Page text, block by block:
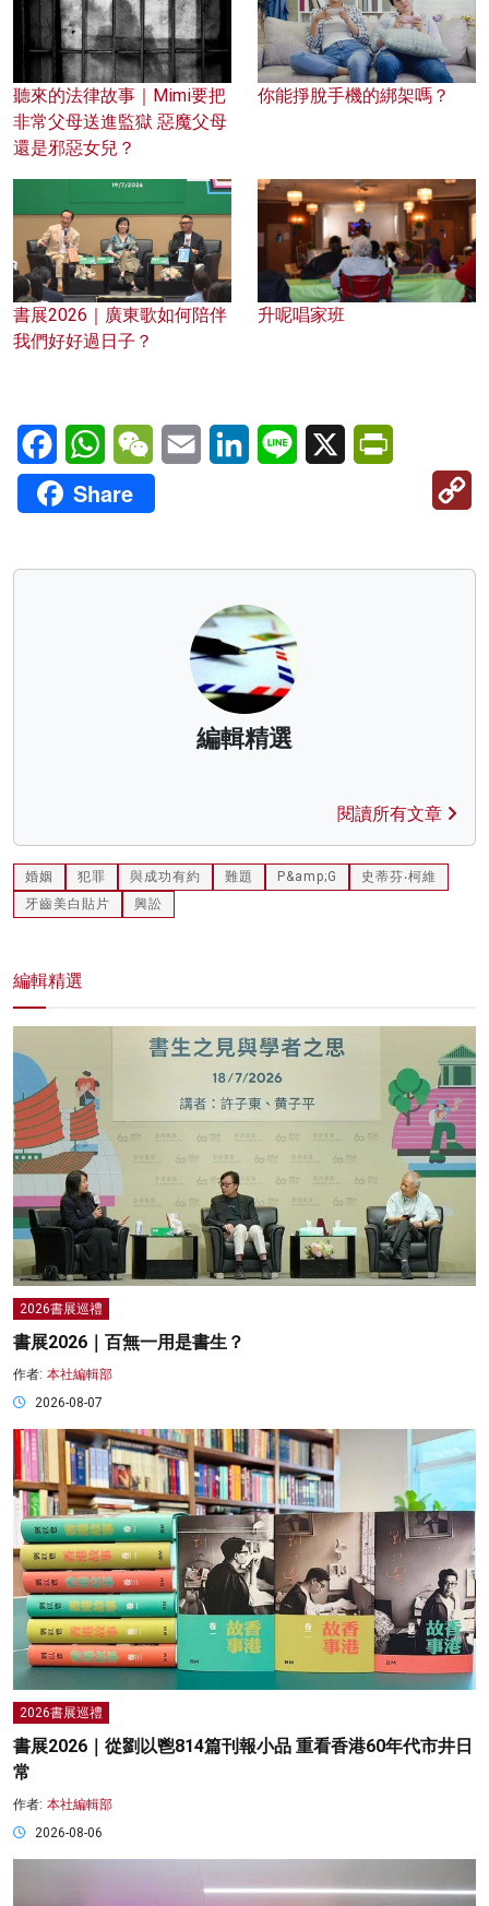
聽來的法律故事｜Mimi要把
非常父母送進監獄 惡魔父母
還是邪惡女兒？
你能掙脫手機的綁架嗎？
書展2026｜廣東歌如何陪伴
我們好好過日子？
升呢唱家班
FacebookWhatsAppWeChatEmail LinkedInLine X
Share
編輯精選
閱讀所有文章
婚姻 犯罪 與成功有約 難題 P&amp;G
史蒂芬‧柯維
牙齒美白貼片
興訟
編輯精選
2026書展巡禮
書展2026｜百無一用是書生？
作者: 本社編輯部
2026-08-07
2026書展巡禮
書展2026｜從劉以鬯814篇刊報小品 重看香港60年代市井日
常
作者: 本社編輯部
2026-08-06